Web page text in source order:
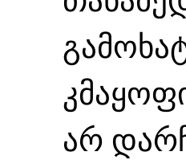
არ